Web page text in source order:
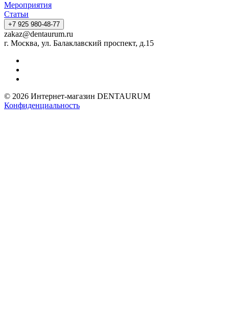
Мероприятия
Статьи
+7 925 980-48-77
zakaz@dentaurum.ru
г. Москва, ул. Балаклавский проспект, д.15
© 2026 Интернет-магазин DENTAURUM
Конфиденциальность